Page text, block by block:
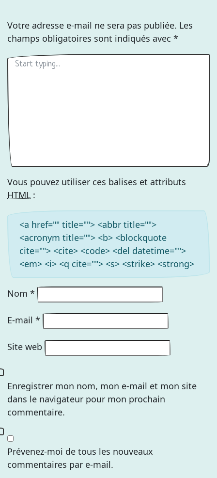
Votre adresse e-mail ne sera pas publiée. Les
champs obligatoires sont indiqués avec *
Vous pouvez utiliser ces balises et attributs
HTML :
<a href="" title=""> <abbr title="">
<acronym title=""> <b> <blockquote
cite=""> <cite> <code> <del datetime="">
<em> <i> <q cite=""> <s> <strike> <strong>
Nom *
E-mail *
Site web
Enregistrer mon nom, mon e-mail et mon site
dans le navigateur pour mon prochain
commentaire.
Prévenez-moi de tous les nouveaux
commentaires par e-mail.